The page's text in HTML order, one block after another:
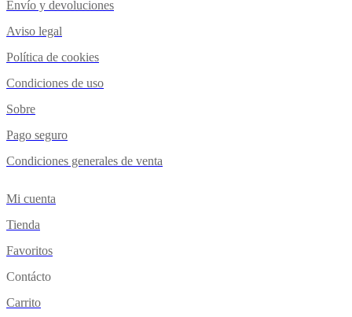
Envío y devoluciones
Aviso legal
Política de cookies
Condiciones de uso
Sobre
Pago seguro
Condiciones generales de venta
Mi cuenta
Tienda
Favoritos
Contácto
Carrito